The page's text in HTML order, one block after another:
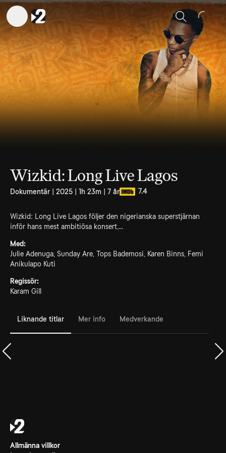
Sök
Wizkid: Long Live Lagos
Dokumentär | 2025 | 1h 23m | 7 år 7.4
Wizkid: Long Live Lagos följer den nigerianska superstjärnan
inför hans mest ambitiösa konsert,...
Med:
Julie Adenuga, Sunday Are, Tops Bademosi, Karen Binns, Femi
Anikulapo Kuti
Regissör:
Karam Gill
Liknande titlar Mer info Medverkande
Allmänna villkor